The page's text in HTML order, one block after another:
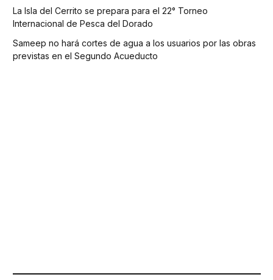
La Isla del Cerrito se prepara para el 22° Torneo
Internacional de Pesca del Dorado
Sameep no hará cortes de agua a los usuarios por las obras
previstas en el Segundo Acueducto